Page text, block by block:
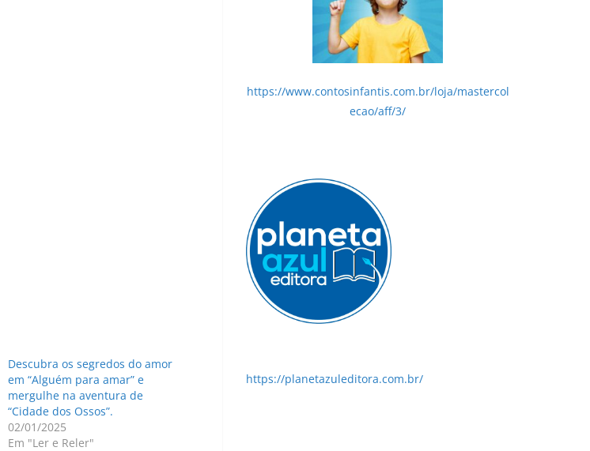
Descubra os segredos do amor
em “Alguém para amar” e
mergulhe na aventura de
“Cidade dos Ossos”.
02/01/2025
Em "Ler e Reler"
https://www.contosinfantis.com.br/loja/mastercol
ecao/aff/3/
https://planetazuleditora.com.br/